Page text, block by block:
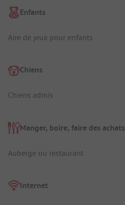
Enfants
Aire de jeux pour enfants
Chiens
Chiens admis
Manger, boire, faire des achats
Auberge ou restaurant
Internet